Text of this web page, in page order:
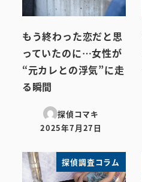
もう終わった恋だと思
っていたのに…女性が
“元カレとの浮気”に走
る瞬間
探偵コマキ
投稿日
2025年7月27日
探偵調査コラム